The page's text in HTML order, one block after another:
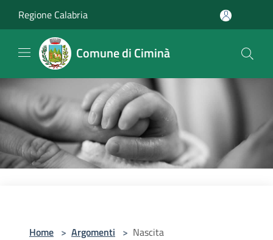
Regione Calabria
Comune di Ciminà
Home > Argomenti > Nascita